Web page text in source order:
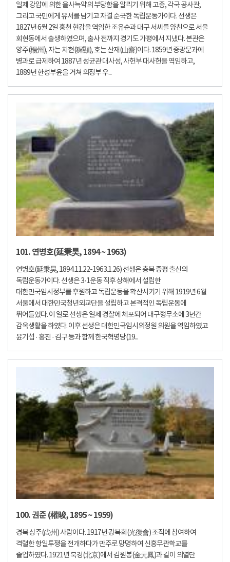
일제 강압에 의한 을사늑약의 부당함을 알리기 위해 고종, 각국 공사관,
그리고 국민에게 유서를 남기고 자결 순국한 독립운동가이다. 선생은
1827년 6월 2일 홍천 현감을 역임한 조유순과 대구 서씨를 양친으로 서울
회현동에서 출생하였으며, 출사 전까지 경기도 가평에서 지냈다. 본관은
양주(楊州), 자는 치현(穉顯), 호는 산재(山齋)이다. 1859년 증광문과에
병과로 급제하여 1887년 성균관 대사성, 사헌부 대사헌을 역임하고,
1889년 한성부윤을 거쳐 의정부 우...
101. 연병호(延秉昊, 1894 ~ 1963)
연병호(延秉昊, 1894.11.22-1963.1.26) 선생은 충북 증평 출신의
독립운동가이다. 선생은 3·1운동 직후 상해에서 설립한
대한민국임시정부를 후원하고 독립운동을 확산시키기 위해 1919년 6월
서울에서 대한민국청년외교단을 설립하고 본격적인 독립운동에
뛰어들었다. 이 일로 선생은 일제 경찰에 체포되어 대구형무소에 3년간
감옥생활을 하였다. 이후 선생은 대한민국임시의정원 의원을 역임하였고
윤기섭 · 홍진 · 김구 등과 함께 한국혁명당(19...
100. 권준 (權晙, 1895 ~ 1959)
경북 상주(尙州) 사람이다. 1917년 광복회(光復會) 조직에 참여하여
격렬한 항일투쟁을 전개하다가 만주로 망명하여 신흥무관학교를
졸업하였다. 1921년 북경(北京)에서 김원봉(金元鳳)과 같이 의열단